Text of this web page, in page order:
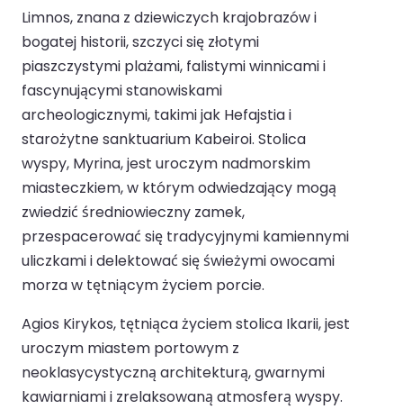
Limnos, znana z dziewiczych krajobrazów i
bogatej historii, szczyci się złotymi
piaszczystymi plażami, falistymi winnicami i
fascynującymi stanowiskami
archeologicznymi, takimi jak Hefajstia i
starożytne sanktuarium Kabeiroi. Stolica
wyspy, Myrina, jest uroczym nadmorskim
miasteczkiem, w którym odwiedzający mogą
zwiedzić średniowieczny zamek,
przespacerować się tradycyjnymi kamiennymi
uliczkami i delektować się świeżymi owocami
morza w tętniącym życiem porcie.
Agios Kirykos, tętniąca życiem stolica Ikarii, jest
uroczym miastem portowym z
neoklasycystyczną architekturą, gwarnymi
kawiarniami i zrelaksowaną atmosferą wyspy.